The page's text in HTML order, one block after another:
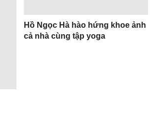
Hồ Ngọc Hà hào hứng khoe ảnh
cả nhà cùng tập yoga